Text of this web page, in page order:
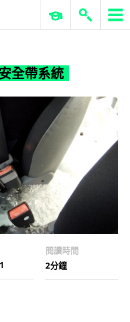
安全帶系統
ERP 與商業 AI
全帶系統
閱讀時間
2分鐘